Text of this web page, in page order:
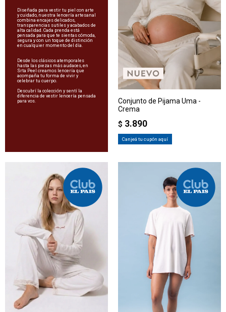
Diseñada para vestir tu piel con arte
y cuidado, nuestra lencería artesanal
combina encajes delicados,
transparencias sutiles y acabados de
alta calidad. Cada prenda está
pensada para que te sientas cómoda,
segura y con un toque de distinción
en cualquier momento del día.
Desde los clásicos atemporales
hasta las piezas más audaces, en
Srta Peel creamos lencería que
acompaña tu forma de vivir y
celebrar tu cuerpo.
Descubrí la colección y sentí la
diferencia de vestir lencería pensada
para vos.
Conjunto de Pijama Uma -
Crema
$ 3.890
Canjeá tu cupón aquí